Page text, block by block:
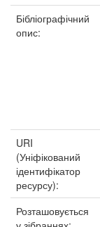
Бібліографічний
опис:
URI
(Уніфікований
ідентифікатор
ресурсу):
Розташовується